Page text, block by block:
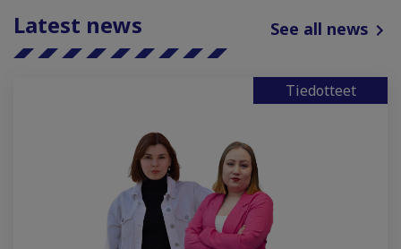
Latest news See all news
Tiedotteet